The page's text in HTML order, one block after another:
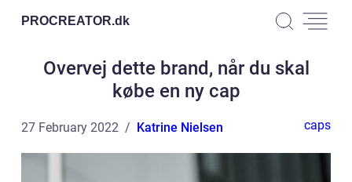
PROCREATOR.dk
Overvej dette brand, når du skal
købe en ny cap
27 February 2022 Katrine Nielsen caps